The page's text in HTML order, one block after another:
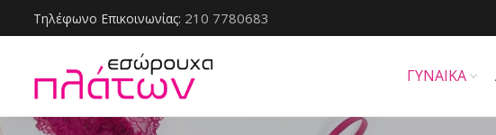
Τηλέφωνο Επικοινωνίας: 210 7780683
ΓΥΝΑΙΚΑ